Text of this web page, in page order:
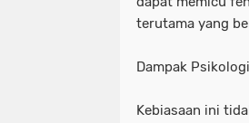
terutama yang
Dampak
Kebiasaan ini